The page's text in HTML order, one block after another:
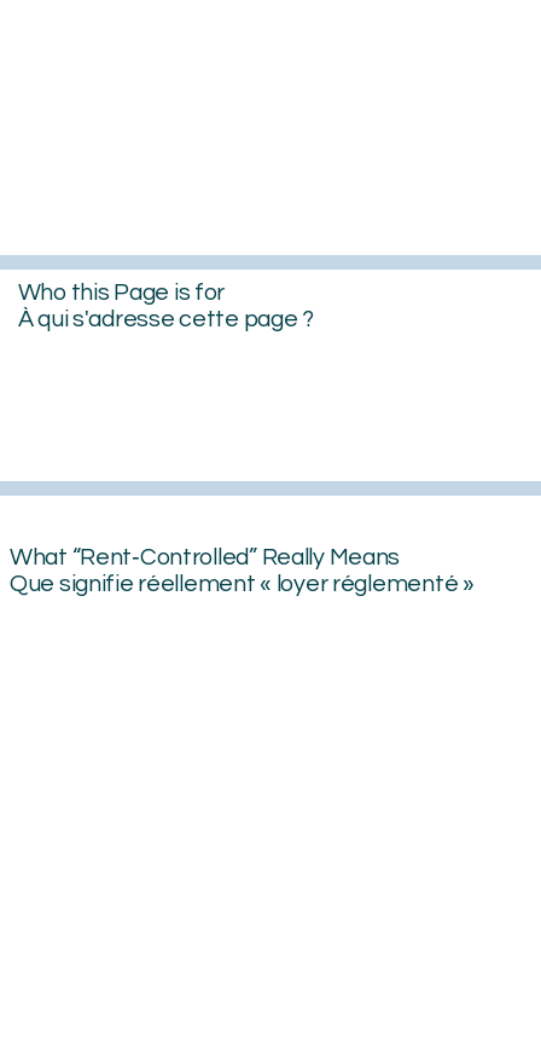
Who this Page is for
À qui s'adresse cette page ?
What “Rent‑Controlled” Really Means
Que signifie réellement « loyer réglementé »